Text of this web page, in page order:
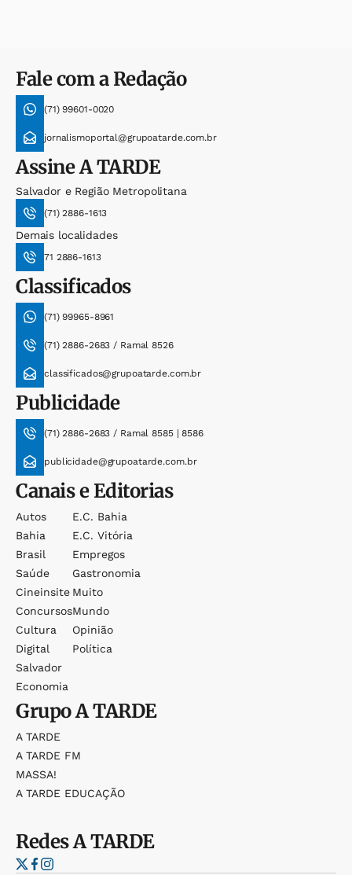
Fale com a Redação
(71) 99601-0020
jornalismoportal@grupoatarde.com.br
AssineA TARDE
Salvador e Região Metropolitana
(71) 2886-1613
Demais localidades
71 2886-1613
Classificados
(71) 99965-8961
(71) 2886-2683 / Ramal 8526
classificados@grupoatarde.com.br
Publicidade
(71) 2886-2683 / Ramal 8585 | 8586
publicidade@grupoatarde.com.br
Canais e Editorias
Autos
Bahia
Brasil
Saúde
Cineinsite
Concursos
Cultura
Digital
Salvador
Economia
E.c. Bahia
E.c. Vitória
Empregos
Gastronomia
Muito
Mundo
Opinião
Política
GrupoA TARDE
A TARDE
A TARDE FM
MASSA!
A TARDE EDUCAÇÃO
RedesA TARDE